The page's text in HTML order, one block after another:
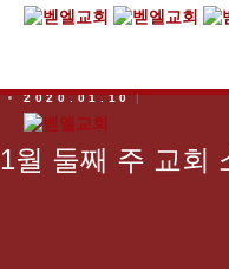
2020.01.10
1월 둘째 주 교회